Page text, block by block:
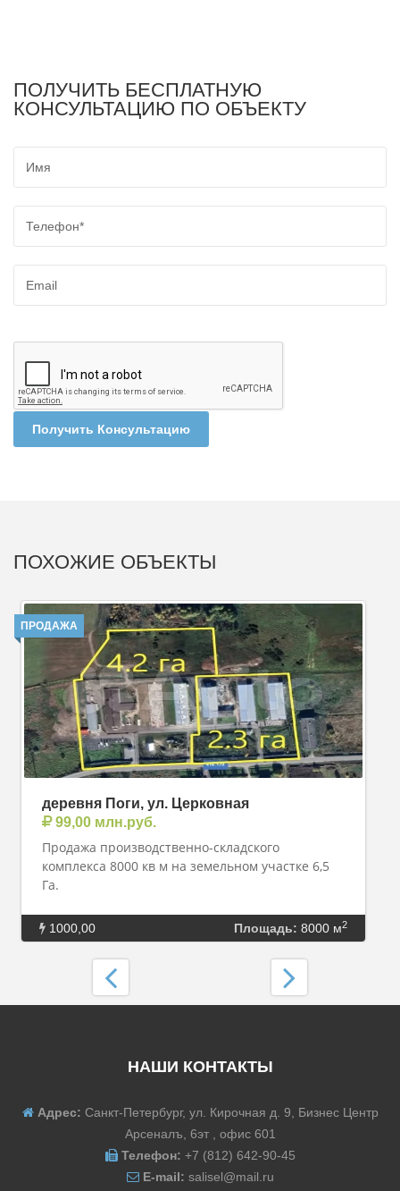
ПОЛУЧИТЬ БЕСПЛАТНУЮ
КОНСУЛЬТАЦИЮ ПО ОБЪЕКТУ
Получить Консультацию
ПОХОЖИЕ ОБЪЕКТЫ
ПРОДАЖА
деревня Поги, ул. Церковная
99,00 млн.руб.
Продажа производственно-складского
комплекса 8000 кв м на земельном участке 6,5
Га.
1000,00 Площадь: 8000 м2
НАШИ КОНТАКТЫ
Адрес: Санкт-Петербург, ул. Кирочная д. 9, Бизнес Центр
Арсеналъ, 6эт , офис 601
Телефон: +7 (812) 642-90-45
E-mail: salisel@mail.ru